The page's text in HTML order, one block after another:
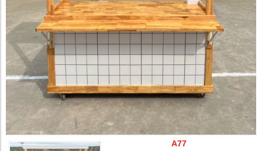
A77